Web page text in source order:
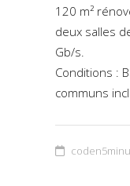
120 m²
deux salles
Gb/s.
Conditions :
communs